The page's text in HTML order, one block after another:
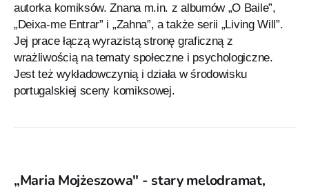
autorka komiksów. Znana m.in. z albumów „O Baile”,
„Deixa-me Entrar” i „Zahna”, a także serii „Living Will”.
Jej prace łączą wyrazistą stronę graficzną z
wrażliwością na tematy społeczne i psychologiczne.
Jest też wykładowczynią i działa w środowisku
portugalskiej sceny komiksowej.
„Maria Mojżeszowa" - stary melodramat,